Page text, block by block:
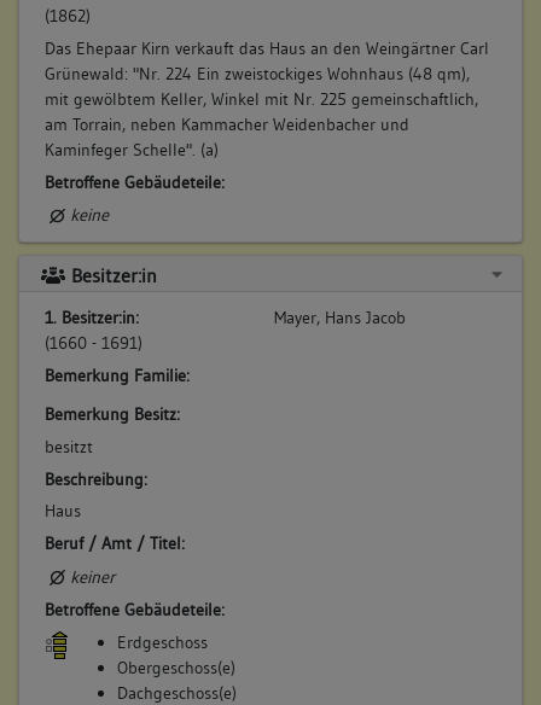
(1862)
Das Ehepaar Kirn verkauft das Haus an den Weingärtner Carl
Grünewald: "Nr. 224 Ein zweistockiges Wohnhaus (48 qm),
mit gewölbtem Keller, Winkel mit Nr. 225 gemeinschaftlich,
am Torrain, neben Kammacher Weidenbacher und
Kaminfeger Schelle". (a)
Betroffene Gebäudeteile:
keine
Besitzer:in
1. Besitzer:in:
(1660 - 1691)
Mayer, Hans Jacob
Bemerkung Familie:
Bemerkung Besitz:
besitzt
Beschreibung:
Haus
Beruf / Amt / Titel:
keiner
Betroffene Gebäudeteile:
Erdgeschoss
Obergeschoss(e)
Dachgeschoss(e)